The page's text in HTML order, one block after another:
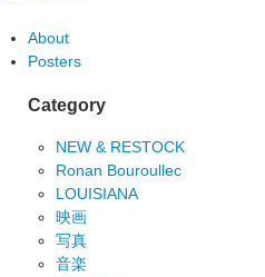
About
Posters
Category
NEW & RESTOCK
Ronan Bouroullec
LOUISIANA
映画
写真
音楽